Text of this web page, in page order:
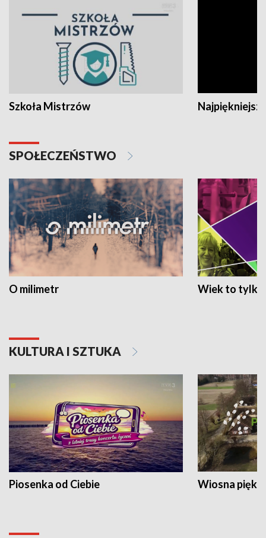
Szkoła Mistrzów
SPOŁECZEŃSTWO
O milimetr Wiek to tylko
KULTURA I SZTUKA
Piosenka od Ciebie Wiosna